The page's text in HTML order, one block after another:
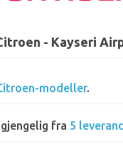
- Kayseri
modeller.
fra 5